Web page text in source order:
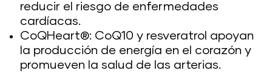
reducir el riesgo de enfermedades
cardíacas.
CoQHeart®: CoQ10 y resveratrol apoyan
la producción de energía en el corazón y
promueven la salud de las arterias.